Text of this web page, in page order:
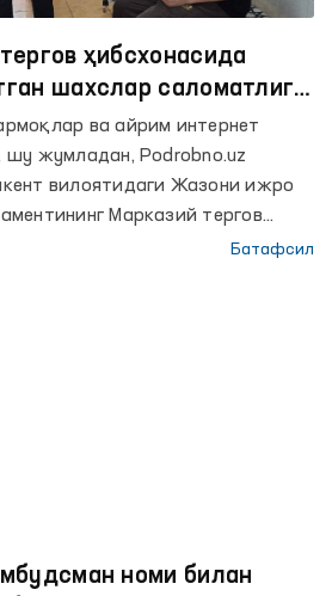
ҳибсхонасида
шахслар саломатлиги
хабарлар ўрганилди
ва айрим интернет
жумладан, Podrobno.uz
вилоятидаги Жазони ижро
Марказий тергов
сақланаётган шахсларнинг
сўралган хабарлар юзасидан
Батафсил
номи билан